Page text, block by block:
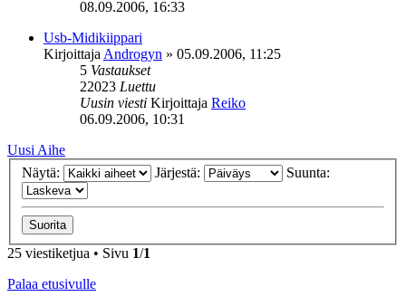
08.09.2006, 16:33
Usb-Midikiippari
Kirjoittaja Androgyn » 05.09.2006, 11:25
5 Vastaukset
22023 Luettu
Uusin viesti Kirjoittaja Reiko
06.09.2006, 10:31
Uusi Aihe
Näytä:
Järjestä: Suunta:
25 viestiketjua • Sivu 1/1
Palaa etusivulle